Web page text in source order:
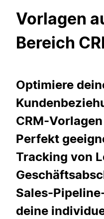
Vorlagen
Bereich
Optimiere
CRM-
Perfekt
Tracking von
Sales-
deine